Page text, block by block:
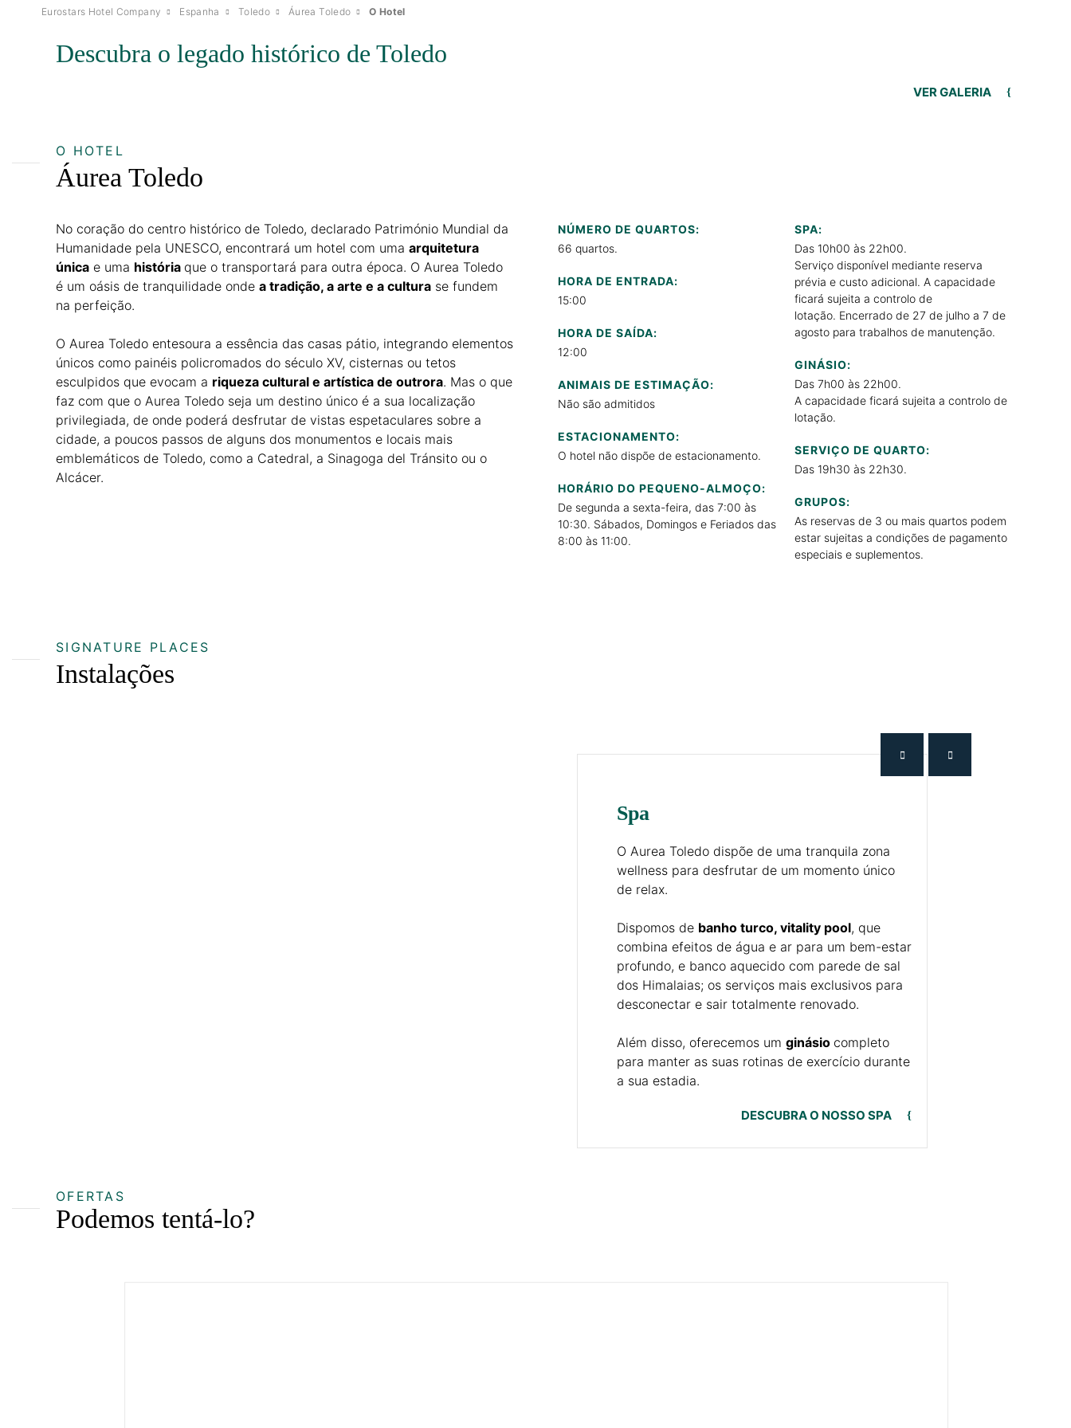
Eurostars Hotel Company Espanha Toledo Áurea Toledo O Hotel
Descubra o legado histórico de Toledo
VER GALERIA
O HOTEL
Áurea Toledo
No coração do centro histórico de Toledo, declarado Património Mundial da
Humanidade pela UNESCO, encontrará um hotel com uma arquitetura
única e uma história que o transportará para outra época. O Aurea Toledo
é um oásis de tranquilidade onde a tradição, a arte e a cultura se fundem
na perfeição.
O Aurea Toledo entesoura a essência das casas pátio, integrando elementos
únicos como painéis policromados do século XV, cisternas ou tetos
esculpidos que evocam a riqueza cultural e artística de outrora. Mas o que
faz com que o Aurea Toledo seja um destino único é a sua localização
privilegiada, de onde poderá desfrutar de vistas espetaculares sobre a
cidade, a poucos passos de alguns dos monumentos e locais mais
emblemáticos de Toledo, como a Catedral, a Sinagoga del Tránsito ou o
Alcácer.
NÚMERO DE QUARTOS:
66 quartos.
HORA DE ENTRADA:
15:00
HORA DE SAÍDA:
12:00
ANIMAIS DE ESTIMAÇÃO:
Não são admitidos
ESTACIONAMENTO:
O hotel não dispõe de estacionamento.
HORÁRIO DO PEQUENO-ALMOÇO:
De segunda a sexta-feira, das 7:00 às
10:30. Sábados, Domingos e Feriados das
8:00 às 11:00.
SPA:
Das 10h00 às 22h00.
Serviço disponível mediante reserva
prévia e custo adicional. A capacidade
ficará sujeita a controlo de
lotação. Encerrado de 27 de julho a 7 de
agosto para trabalhos de manutenção.
GINÁSIO:
Das 7h00 às 22h00.
A capacidade ficará sujeita a controlo de
lotação.
SERVIÇO DE QUARTO:
Das 19h30 às 22h30.
GRUPOS:
As reservas de 3 ou mais quartos podem
estar sujeitas a condições de pagamento
especiais e suplementos.
SIGNATURE PLACES
Instalações
Spa
O Aurea Toledo dispõe de uma tranquila zona
wellness para desfrutar de um momento único
de relax.
Dispomos de banho turco, vitality pool, que
combina efeitos de água e ar para um bem-estar
profundo, e banco aquecido com parede de sal
dos Himalaias; os serviços mais exclusivos para
desconectar e sair totalmente renovado.
Além disso, oferecemos um ginásio completo
para manter as suas rotinas de exercício durante
a sua estadia.
DESCUBRA O NOSSO SPA
OFERTAS
Podemos tentá-lo?